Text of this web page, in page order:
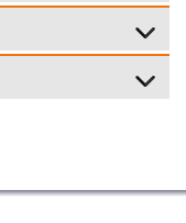
1x LR44 (mitgeliefert)
nein